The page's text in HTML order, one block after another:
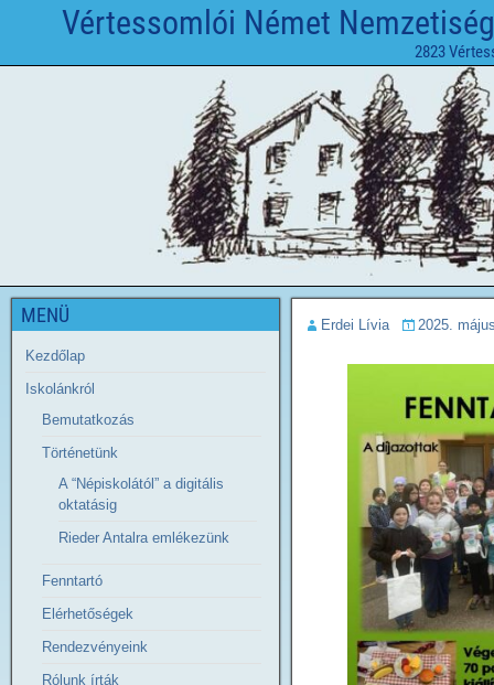
Vértessomlói Német
2823
Erdei Lívia 2025.
MENÜ
Kezdőlap
Iskolánkról
Bemutatkozás
Történetünk
A “Népiskolától” a digitális
oktatásig
Rieder Antalra emlékezünk
Fenntartó
Elérhetőségek
Rendezvényeink
Rólunk írták